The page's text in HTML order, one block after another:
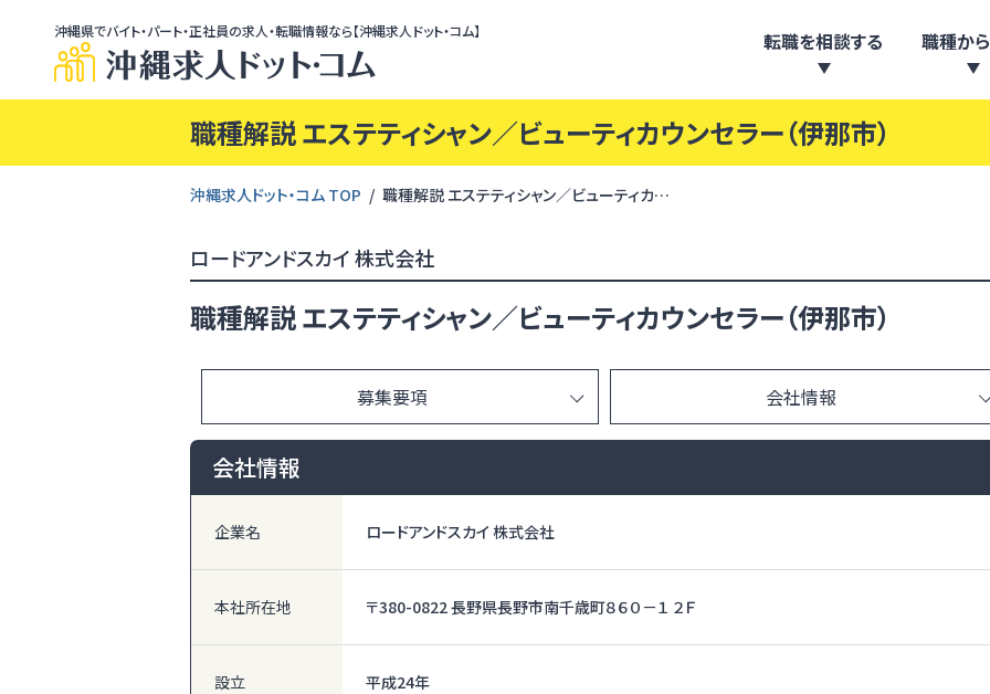
沖縄県でバイト・パート・正社員の求人・転職情報なら【沖縄求人ドット・コム】 転職を相談する 職種か
職種解説 エステティシャン／ビューティカウンセラー（伊那市）
沖縄求人ドット・コム TOP 職種解説 エステティシャン／ビューティカ…
ロードアンドスカイ 株式会社
職種解説 エステティシャン／ビューティカウンセラー（伊那市）
募集要項 会社情報
会社情報
企業名 ロードアンドスカイ 株式会社
本社所在地 〒380-0822 長野県長野市南千歳町８６０－１ ２Ｆ
設立 平成24年